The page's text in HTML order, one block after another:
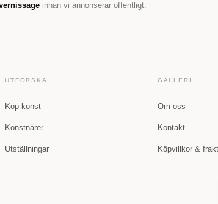
innan vi annonserar offentligt.
UTFORSKA
Köp konst
Konstnärer
Utställningar
GALLERI
Om oss
Kontakt
Köpvillkor & frakt